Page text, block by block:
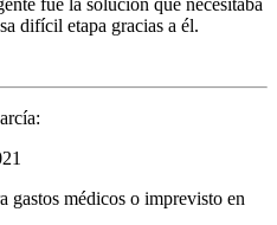
fue la solución que necesitaba
difícil etapa gracias a él.
gastos médicos o imprevisto en